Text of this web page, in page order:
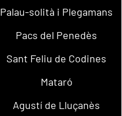
Palau-solità i Plegamans
Pacs del Penedès
Sant Feliu de Codines
Mataró
Agustí de Lluçanès